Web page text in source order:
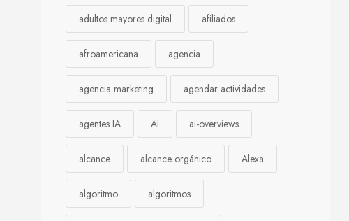
adultos mayores digital afiliados
afroamericana agencia
agencia marketing agendar actividades
agentes IA AI ai-overviews
alcance alcance orgánico Alexa
algoritmo algoritmos